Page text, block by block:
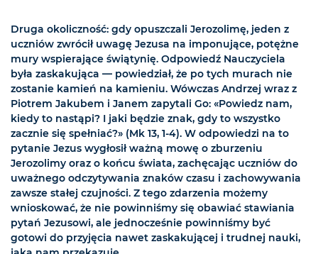
Druga okoliczność: gdy opuszczali Jerozolimę, jeden z
uczniów zwrócił uwagę Jezusa na imponujące, potężne
mury wspierające świątynię. Odpowiedź Nauczyciela
była zaskakująca — powiedział, że po tych murach nie
zostanie kamień na kamieniu. Wówczas Andrzej wraz z
Piotrem Jakubem i Janem zapytali Go: «Powiedz nam,
kiedy to nastąpi? I jaki będzie znak, gdy to wszystko
zacznie się spełniać?» (Mk 13, 1-4). W odpowiedzi na to
pytanie Jezus wygłosił ważną mowę o zburzeniu
Jerozolimy oraz o końcu świata, zachęcając uczniów do
uważnego odczytywania znaków czasu i zachowywania
zawsze stałej czujności. Z tego zdarzenia możemy
wnioskować, że nie powinniśmy się obawiać stawiania
pytań Jezusowi, ale jednocześnie powinniśmy być
gotowi do przyjęcia nawet zaskakującej i trudnej nauki,